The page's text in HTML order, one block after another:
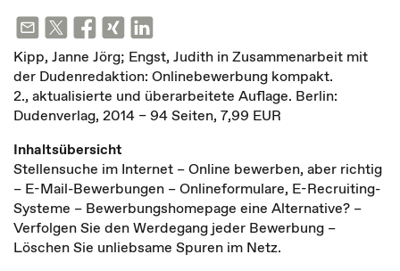
Kipp, Janne Jörg; Engst, Judith in Zusammenarbeit mit
der Dudenredaktion: Onlinebewerbung kompakt.
2., aktualisierte und überarbeitete Auflage. Berlin:
Dudenverlag, 2014 – 94 Seiten, 7,99 EUR
Inhaltsübersicht
Stellensuche im Internet – Online bewerben, aber richtig
– E-Mail-Bewerbungen – Onlineformulare, E-Recruiting-
Systeme – Bewerbungshomepage eine Alternative? –
Verfolgen Sie den Werdegang jeder Bewerbung –
Löschen Sie unliebsame Spuren im Netz.